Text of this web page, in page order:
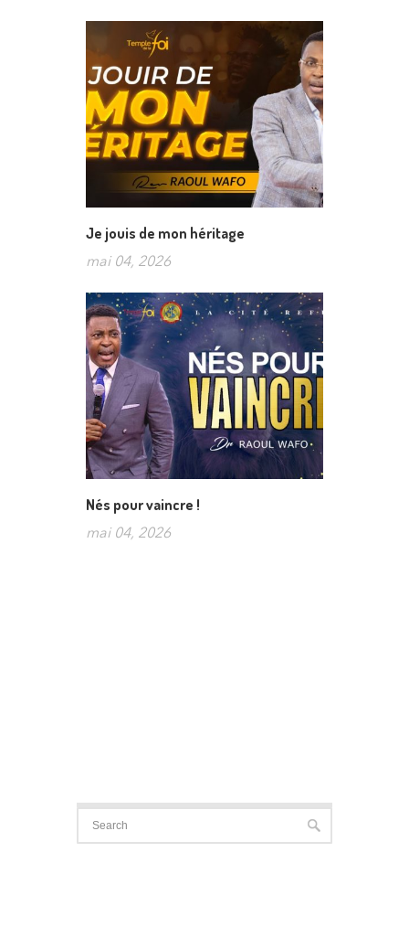
Je jouis de mon héritage
mai 04, 2026
Nés pour vaincre !
mai 04, 2026